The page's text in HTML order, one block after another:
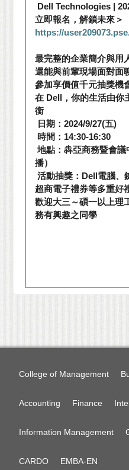
Dell Technologies |
立即報名，解鎖未來＞
https://
最完整的企業簡介與用
還能與前輩現場面對面
參加享價值千元抽獎機
在 Dell
，你的生活由
衡
日期：2024/9/27(五)
時間： 14:30-16:30
地點：犇亞商務暨會
播）
活動抽獎： Dell 電腦、
超商電子禮券等多重好
歡迎大三～碩一以上理
務有興趣之同學
College of Management
Accounting Finance
Information Management
CARDO EMBA-EN